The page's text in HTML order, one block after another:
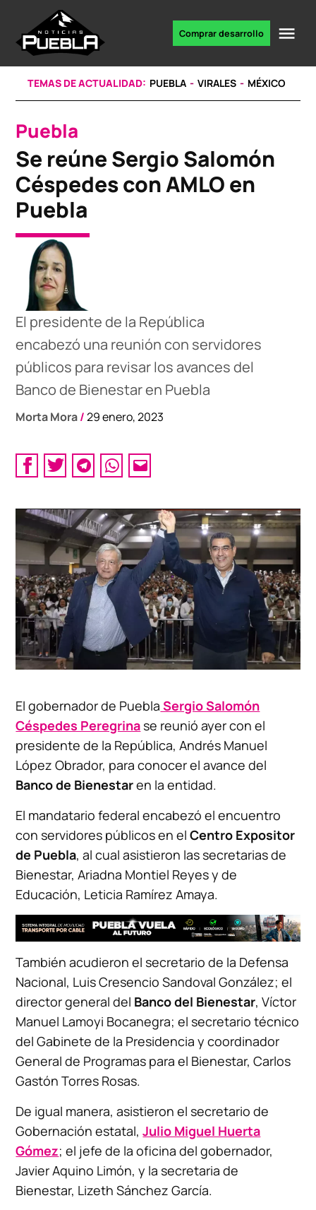
content
noticias
Comprar desarrollo
TEMAS DE ACTUALIDAD: PUEBLA VIRALES MÉXICO
POSTED
IN
Puebla
Se reúne Sergio Salomón
Céspedes con AMLO en
Puebla
El presidente de la República
encabezó una reunión con servidores
públicos para revisar los avances del
Banco de Bienestar en Puebla
Morta Mora/ 29 enero, 2023
El gobernador de Puebla Sergio Salomón
Céspedes Peregrinase reunió ayer con el
presidente de la República, Andrés Manuel
López Obrador, para conocer el avance del
Banco de Bienestaren la entidad.
El mandatario federal encabezó el encuentro
con servidores públicos en elCentro Expositor
de Puebla, al cual asistieron las secretarias de
Bienestar, Ariadna Montiel Reyes y de
Educación, Leticia Ramírez Amaya.
También acudieron el secretario de la Defensa
Nacional, Luis Cresencio Sandoval González; el
director general del Banco del Bienestar, Víctor
Manuel Lamoyi Bocanegra; el secretario técnico
del Gabinete de la Presidencia y coordinador
General de Programas para el Bienestar, Carlos
Gastón Torres Rosas.
De igual manera, asistieron el secretario de
Gobernación estatal,Julio Miguel Huerta
Gómez; el jefe de la oficina del gobernador,
Javier Aquino Limón, y la secretaria de
Bienestar, Lizeth Sánchez García.